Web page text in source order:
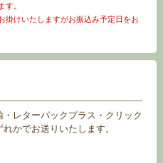
す。
けいたしますがお振込み予定日をお
レターパックプラス・クリック
かでお送りいたします。